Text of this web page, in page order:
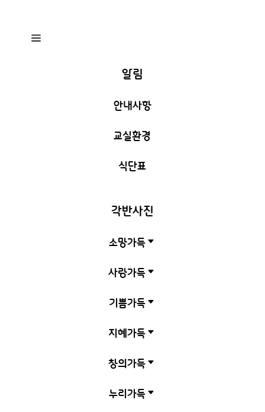
a
알림
안내사항
교실환경
식단표
각반사진
소망가득C
사랑가득 C
기쁨가득C
지혜가득 C
창의가득 C
누리가득C